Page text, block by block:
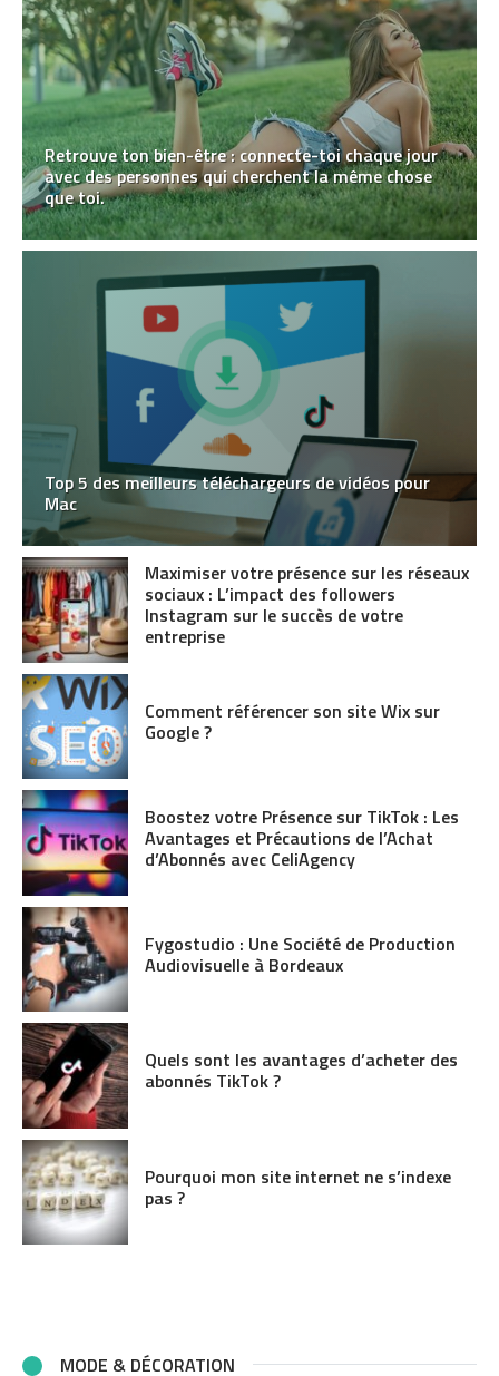
Retrouve ton bien-être : connecte-toi chaque jour
avec des personnes qui cherchent la même chose
que toi.
Top 5 des meilleurs téléchargeurs de vidéos pour
Mac
Maximiser votre présence sur les réseaux
sociaux : L’impact des followers
Instagram sur le succès de votre
entreprise
Comment référencer son site Wix sur
Google ?
Boostez votre Présence sur TikTok : Les
Avantages et Précautions de l’Achat
d’Abonnés avec CeliAgency
Fygostudio : Une Société de Production
Audiovisuelle à Bordeaux
Quels sont les avantages d’acheter des
abonnés TikTok ?
Pourquoi mon site internet ne s’indexe
pas ?
MODE & DÉCORATION